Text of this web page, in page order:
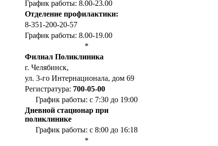
График работы: 8.00-23.00
Отделение профилактики:
8-351-200-20-57
График работы: 8.00-19.00
*
Филиал Поликлиника
г. Челябинск,
ул. 3-го Интернационала, дом 69
Регистратура: 700-05-00
График работы: с 7:30 до 19:00
Дневной стационар при
поликлинике
График работы: с 8:00 до 16:18
*